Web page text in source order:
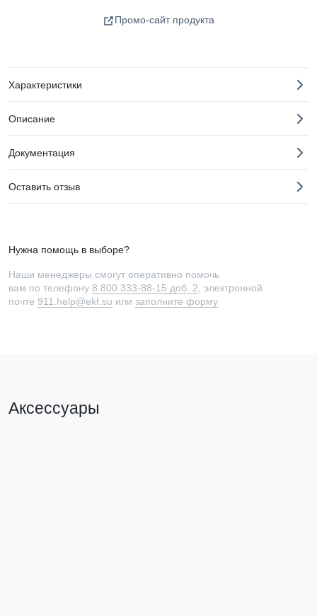
Промо-сайт продукта
Характеристики
Описание
Документация
Оставить отзыв
Нужна помощь в выборе?
Наши менеджеры смогут оперативно помочь
вам по телефону 8 800 333-88-15 доб. 2 , электронной
почте 911.help@ekf.su или заполните форму
Аксессуары